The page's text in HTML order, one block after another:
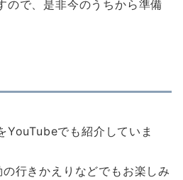
ので、是非今のうちから準備
YouTubeでも紹介していま
行きかえりなどでもお楽しみ